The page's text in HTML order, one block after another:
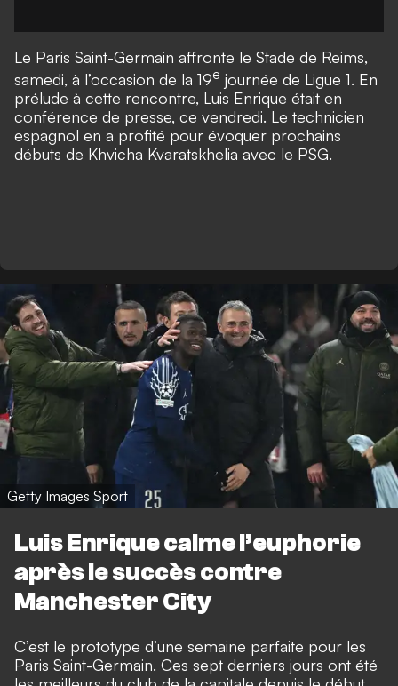
Le Paris Saint-Germain affronte le Stade de Reims,
samedi, à l’occasion de la 19e journée de Ligue 1. En
prélude à cette rencontre, Luis Enrique était en
conférence de presse, ce vendredi. Le technicien
espagnol en a profité pour évoquer prochains
débuts de Khvicha Kvaratskhelia avec le PSG.
Getty Images Sport
Luis Enrique calme l’euphorie
après le succès contre
Manchester City
C’est le prototype d’une semaine parfaite pour les
Paris Saint-Germain. Ces sept derniers jours ont été